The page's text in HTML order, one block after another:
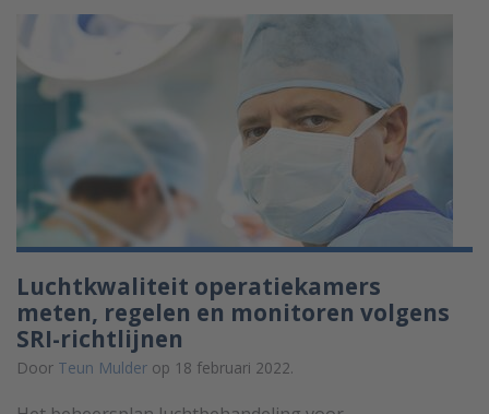
Luchtkwaliteit operatiekamers
meten, regelen en monitoren volgens
SRI-richtlijnen
Door Teun Mulder op 18 februari 2022.